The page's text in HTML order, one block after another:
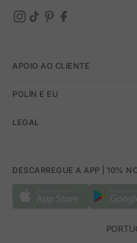
APOIO AO CLIENTE
POLÍN E EU
LEGAL
DESCARREGUE A APP | 10%